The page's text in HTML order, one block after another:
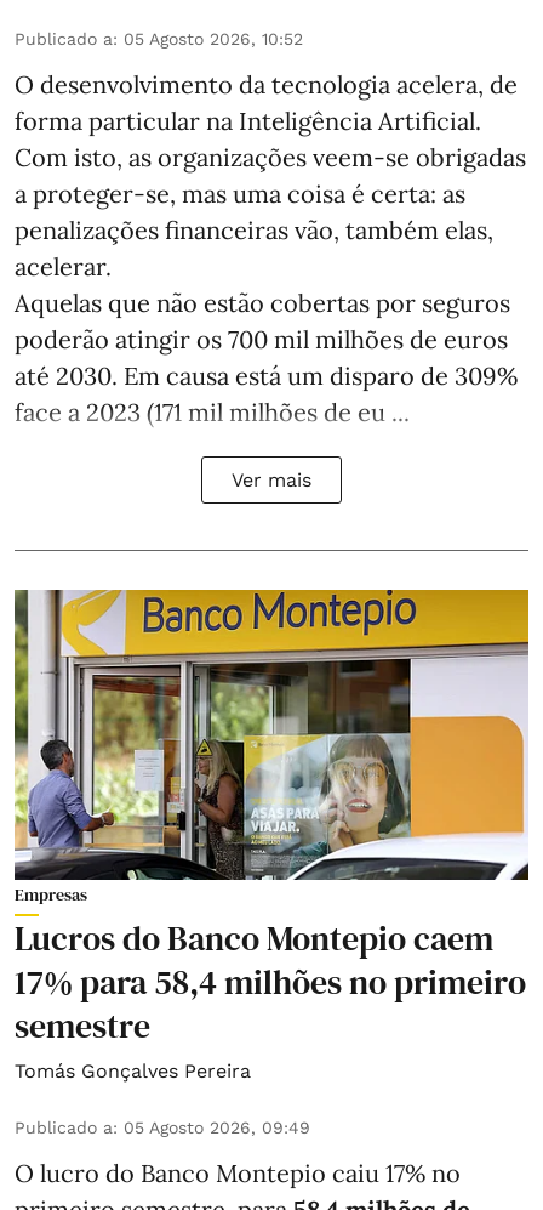
Publicado a: 05 Agosto 2026, 10:52
O desenvolvimento da tecnologia acelera, de
forma particular na Inteligência Artificial.
Com isto, as organizações veem-se obrigadas
a proteger-se, mas uma coisa é certa: as
penalizações financeiras vão, também elas,
acelerar.
Aquelas que não estão cobertas por seguros
poderão atingir os 700 mil milhões de euros
até 2030. Em causa está um disparo de 309%
face a 2023 (171 mil milhões de eu ...
Ver mais
Empresas
Lucros do Banco Montepio caem
17% para 58,4 milhões no primeiro
semestre
Tomás Gonçalves Pereira
Publicado a: 05 Agosto 2026, 09:49
O lucro do Banco Montepio caiu 17% no